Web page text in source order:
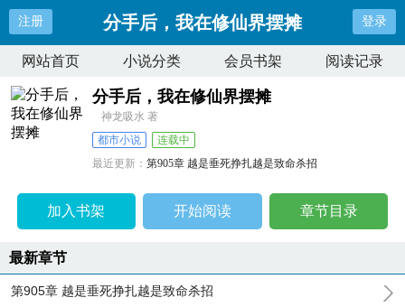
注册 分手后，我在修仙界摆摊 登录
网站首页 小说分类 会员书架 阅读记录
分手后，我在修仙界摆摊
神龙吸水 著
都市小说
连载中
最近更新：第905章 越是垂死挣扎越是致命杀招
加入书架 开始阅读 章节目录
最新章节
第905章 越是垂死挣扎越是致命杀招